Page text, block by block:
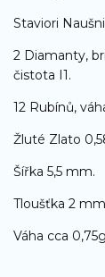
Staviori
2 Diamanty,
čistota I1.
12 Rubínů,
Žluté Zlato
Šířka 5,5 mm.
Tloušťka 2
Váha cca